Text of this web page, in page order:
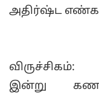
அதிர்ஷ்ட
விருச்சிகம்:
இன்று